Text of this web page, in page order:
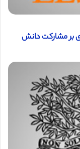
بر مشارکت دانش